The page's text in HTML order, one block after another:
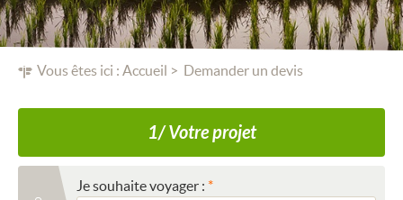
Vous êtes ici : Accueil Demander un devis
1/ Votre projet
Je souhaite voyager :